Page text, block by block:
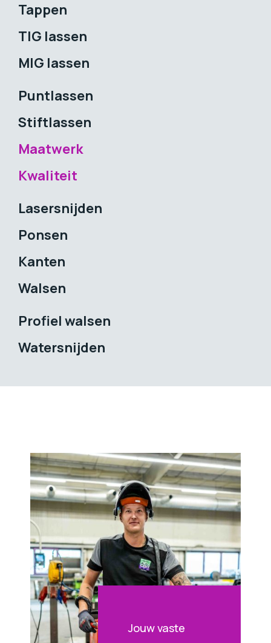
Tappen
TIG lassen
MIG lassen
Puntlassen
Stiftlassen
Maatwerk
Kwaliteit
Lasersnijden
Ponsen
Kanten
Walsen
Profiel walsen
Watersnijden
Jouw vaste